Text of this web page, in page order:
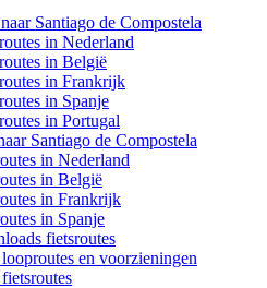
Santiago de Compostela
in Nederland
in België
in Frankrijk
in Spanje
in Portugal
Santiago de Compostela
in Nederland
in België
in Frankrijk
in Spanje
fietsroutes
en voorzieningen